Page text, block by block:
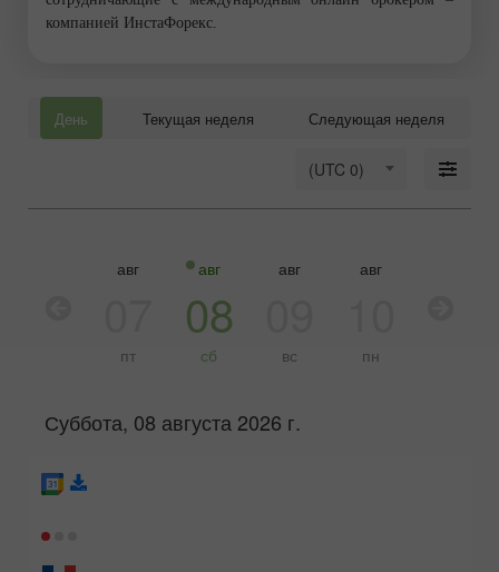
компанией ИнстаФорекс.
День Текущая неделя Следующая неделя
(UTC 0)
авг
пт
авг
08
сб
авг
вс
авг
пн
Суббота, 08 августа 2026 г.